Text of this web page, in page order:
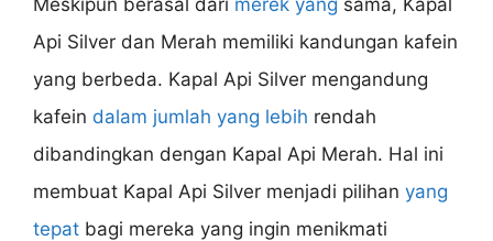
Api Silver dan Merah memiliki kandungan kafein
yang berbeda. Kapal Api Silver mengandung
kafein dalam jumlah yang lebih rendah
dibandingkan dengan Kapal Api Merah. Hal ini
membuat Kapal Api Silver menjadi pilihan yang
tepat bagi mereka yang ingin menikmati